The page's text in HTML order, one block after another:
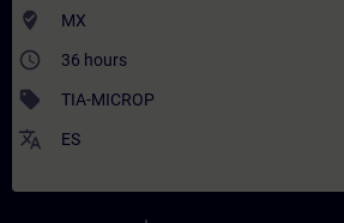
where_to_vote MX
access_time 36 hours
sell TIA-MICROP
translate ES